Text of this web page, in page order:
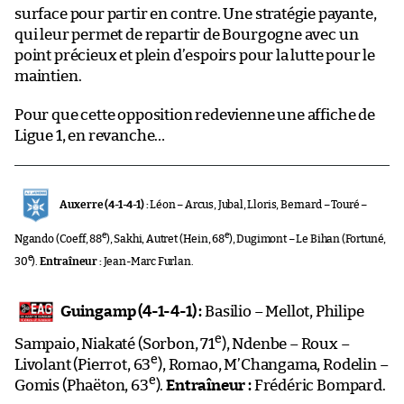
surface pour partir en contre. Une stratégie payante,
qui leur permet de repartir de Bourgogne avec un
point précieux et plein d’espoirs pour la lutte pour le
maintien.
Pour que cette opposition redevienne une affiche de
Ligue 1, en revanche…
Auxerre (4-1-4-1) :Léon – Arcus, Jubal, Lloris, Bernard – Touré –
Ngando (Coeff, 88e), Sakhi, Autret (Hein, 68e), Dugimont – Le Bihan (Fortuné,
30e). Entraîneur :Jean-Marc Furlan.
Guingamp (4-1-4-1) :Basilio – Mellot, Philipe
Sampaio, Niakaté (Sorbon, 71e), Ndenbe – Roux –
Livolant (Pierrot, 63e), Romao, M’Changama, Rodelin –
Gomis (Phaëton, 63e).Entraîneur :Frédéric Bompard.